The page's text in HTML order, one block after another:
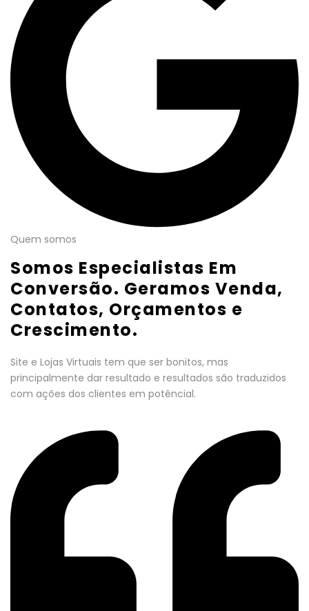
Quem somos
Somos Especialistas Em
Conversão. Geramos Venda,
Contatos, Orçamentos e
Crescimento.
Site e Lojas Virtuais tem que ser bonitos, mas
principalmente dar resultado e resultados são traduzidos
com ações dos clientes em potêncial.